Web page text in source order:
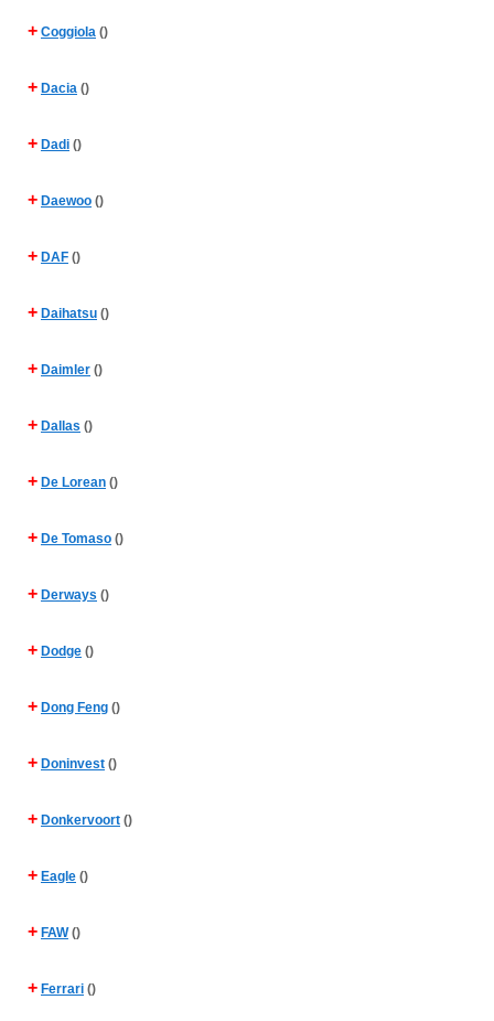
+ Coggiola ()
+ Dacia ()
+ Dadi ()
+ Daewoo ()
+ DAF ()
+ Daihatsu ()
+ Daimler ()
+ Dallas ()
+ De Lorean ()
+ De Tomaso ()
+ Derways ()
+ Dodge ()
+ Dong Feng ()
+ Doninvest ()
+ Donkervoort ()
+ Eagle ()
+ FAW()
+ Ferrari ()